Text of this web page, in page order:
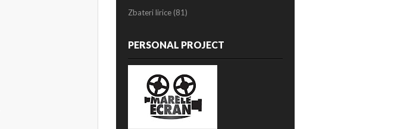
Zbateri lirice (81)
PERSONAL PROJECT